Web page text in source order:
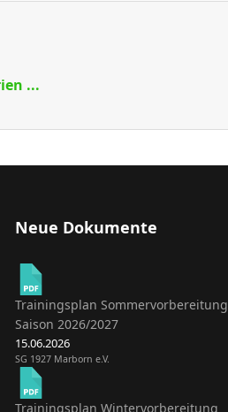
...
Neue Dokumente
Trainingsplan Sommervorbereitung
Saison 2026/2027
15.06.2026
SG 1927 Marborn e.V.
Trainingsplan Wintervorbereitung